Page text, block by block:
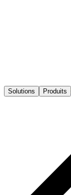
Solutions Produits